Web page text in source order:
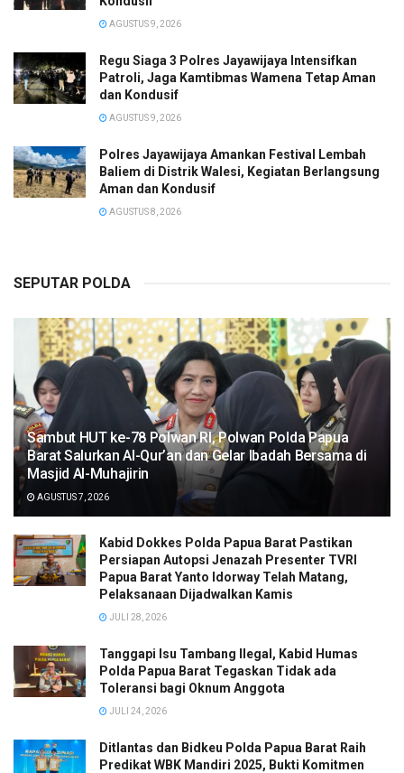
AGUSTUS 9, 2026
Regu Siaga 3 Polres Jayawijaya Intensifkan
Patroli, Jaga Kamtibmas Wamena Tetap Aman
dan Kondusif
AGUSTUS 9, 2026
Polres Jayawijaya Amankan Festival Lembah
Baliem di Distrik Walesi, Kegiatan Berlangsung
Aman dan Kondusif
AGUSTUS 8, 2026
SEPUTAR POLDA
Sambut HUT ke-78 Polwan RI, Polwan Polda Papua
Barat Salurkan Al-Qur’an dan Gelar Ibadah Bersama di
Masjid Al-Muhajirin
AGUSTUS 7, 2026
Kabid Dokkes Polda Papua Barat Pastikan
Persiapan Autopsi Jenazah Presenter TVRI
Papua Barat Yanto Idorway Telah Matang,
Pelaksanaan Dijadwalkan Kamis
JULI 28, 2026
Tanggapi Isu Tambang Ilegal, Kabid Humas
Polda Papua Barat Tegaskan Tidak ada
Toleransi bagi Oknum Anggota
JULI 24, 2026
Ditlantas dan Bidkeu Polda Papua Barat Raih
Predikat WBK Mandiri 2025, Bukti Komitmen